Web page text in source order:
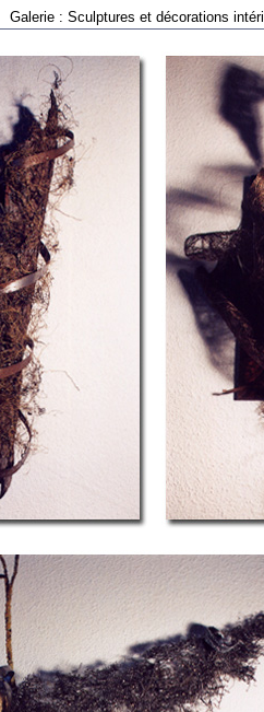
Galerie : Sculptures et décorations